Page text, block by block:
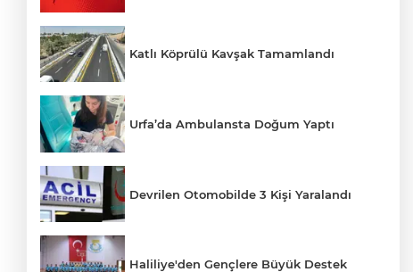
Katlı Köprülü Kavşak Tamamlandı
Urfa’da Ambulansta Doğum Yaptı
Devrilen Otomobilde 3 Kişi Yaralandı
Haliliye'den Gençlere Büyük Destek